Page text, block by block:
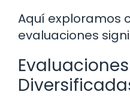
Aquí exploramos
evaluaciones
Evaluaciones